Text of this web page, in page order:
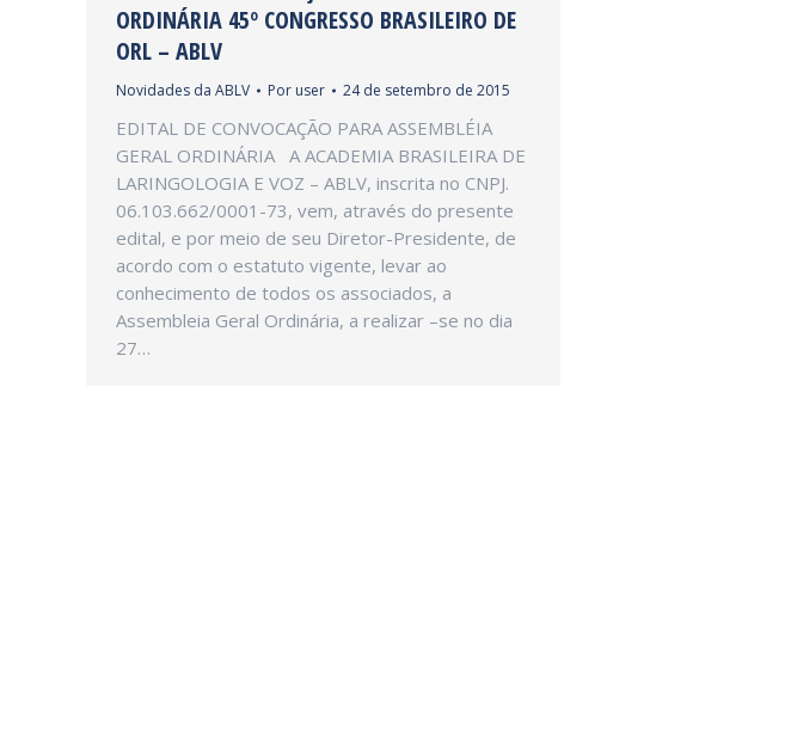
ORDINÁRIA 45º CONGRESSO BRASILEIRO DE
ORL – ABLV
Novidades da ABLV Por user 24 de setembro de 2015
EDITAL DE CONVOCAÇÃO PARA ASSEMBLÉIA
GERAL ORDINÁRIA A ACADEMIA BRASILEIRA DE
LARINGOLOGIA E VOZ – ABLV, inscrita no CNPJ.
06.103.662/0001-73, vem, através do presente
edital, e por meio de seu Diretor-Presidente, de
acordo com o estatuto vigente, levar ao
conhecimento de todos os associados, a
Assembleia Geral Ordinária, a realizar –se no dia
27…